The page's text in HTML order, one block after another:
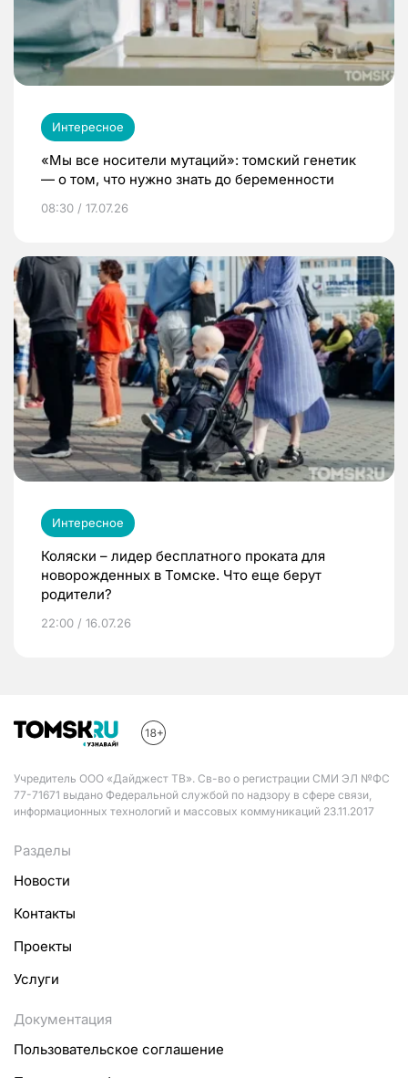
Интересное
«Мы все носители мутаций»: томский генетик
— о том, что нужно знать до беременности
08:30 / 17.07.26
Интересное
Коляски – лидер бесплатного проката для
новорожденных в Томске. Что еще берут
родители?
22:00 / 16.07.26
Учредитель ООО «Дайджест ТВ». Св-во о регистрации СМИ ЭЛ №ФС
77-71671 выдано Федеральной службой по надзору в сфере связи,
информационных технологий и массовых коммуникаций 23.11.2017
Разделы
Новости
Контакты
Проекты
Услуги
Документация
Пользовательское соглашение